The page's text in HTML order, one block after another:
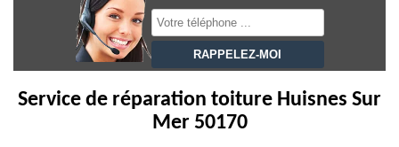
Service de réparation toiture Huisnes Sur
Mer 50170